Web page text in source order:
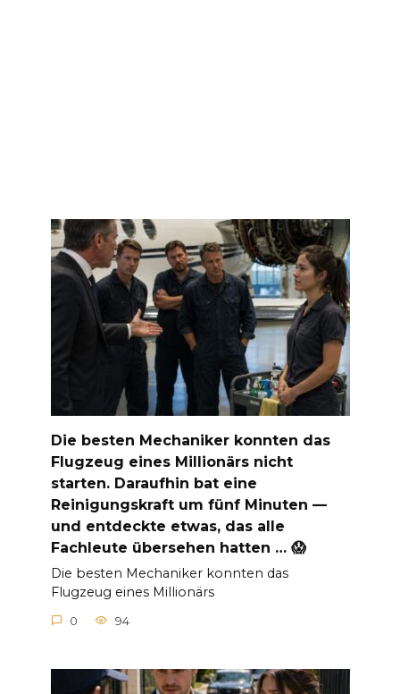
Die besten Mechaniker konnten das
Flugzeug eines Millionärs nicht
starten. Daraufhin bat eine
Reinigungskraft um fünf Minuten —
und entdeckte etwas, das alle
Fachleute übersehen hatten … 😱
Die besten Mechaniker konnten das
Flugzeug eines Millionärs
0 94